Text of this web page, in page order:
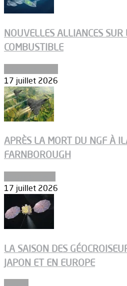
NOUVELLES ALLIANCES SUR
COMBUSTIBLE
17 juillet 2026
APRÈS LA MORT DU NGF À
FARNBOROUGH
17 juillet 2026
LA SAISON DES
JAPON ET EN EUROPE